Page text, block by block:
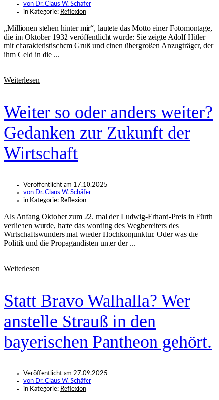
von Dr. Claus W. Schäfer
in Kategorie: Reflexion
„Millionen stehen hinter mir“, lautete das Motto einer Fotomontage,
die im Oktober 1932 veröffentlicht wurde: Sie zeigte Adolf Hitler
mit charakteristischem Gruß und einen übergroßen Anzugträger, der
ihm Geld in die ...
Weiterlesen
Weiter so oder anders weiter?
Gedanken zur Zukunft der
Wirtschaft
Veröffentlicht am 17.10.2025
von Dr. Claus W. Schäfer
in Kategorie: Reflexion
Als Anfang Oktober zum 22. mal der Ludwig-Erhard-Preis in Fürth
verliehen wurde, hatte das wording des Wegbereiters des
Wirtschaftswunders mal wieder Hochkonjunktur. Oder was die
Politik und die Propagandisten unter der ...
Weiterlesen
Statt Bravo Walhalla? Wer
anstelle Strauß in den
bayerischen Pantheon gehört.
Veröffentlicht am 27.09.2025
von Dr. Claus W. Schäfer
in Kategorie: Reflexion